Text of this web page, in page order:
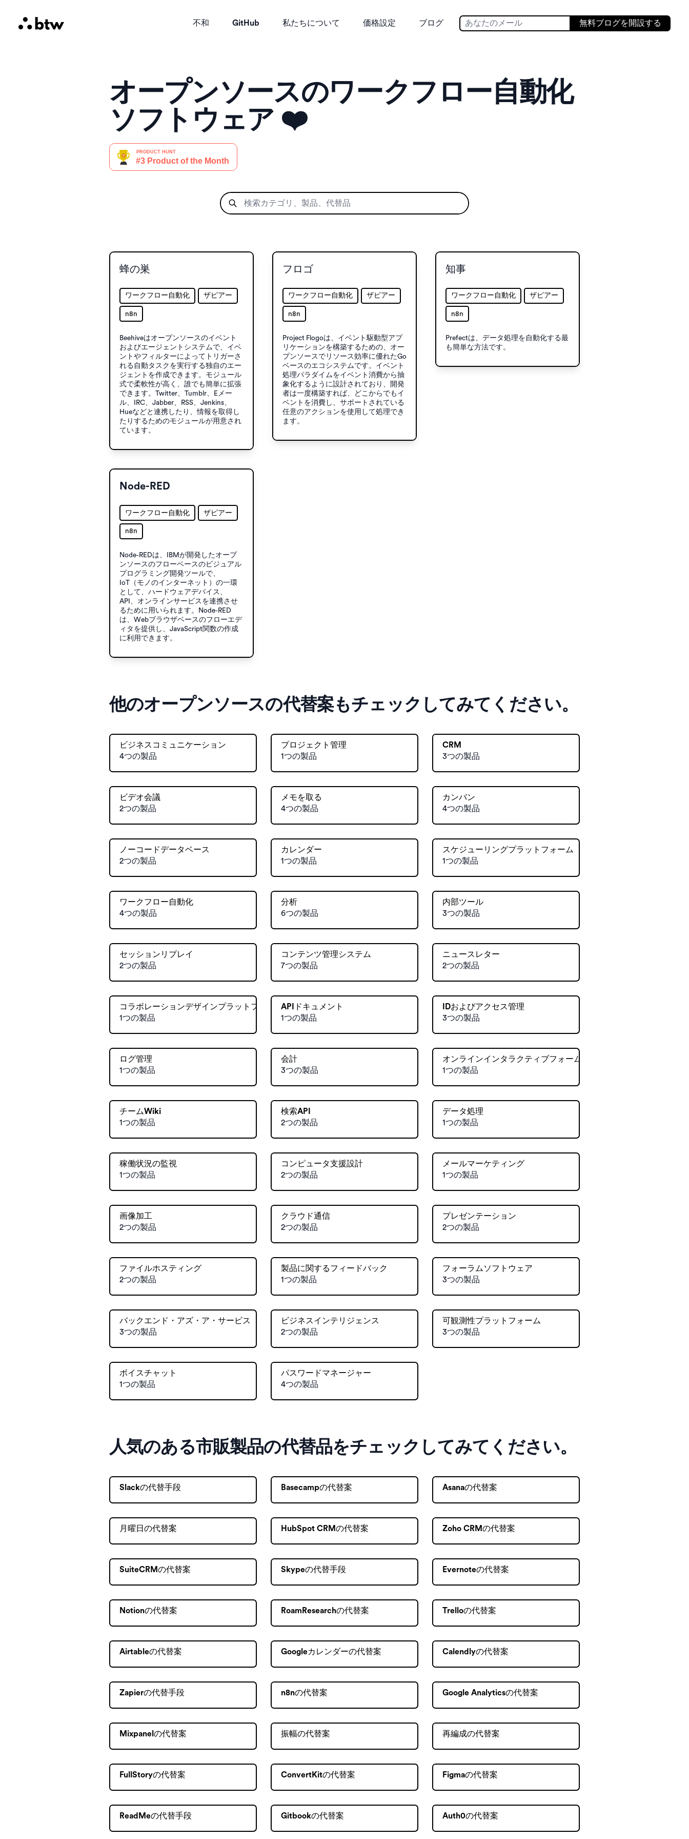
無料ブログを開設する
ブログ
価格設定
私たちについて
GitHub
不和
オープンソースのワークフロー自動化
ソフトウェア ❤️
蜂の巣
ワークフロー自動化 ザピアー
n8n
Beehiveはオープンソースのイベント
およびエージェントシステムで、イベ
ントやフィルターによってトリガーさ
れる自動タスクを実行する独自のエー
ジェントを作成できます。モジュール
式で柔軟性が高く、誰でも簡単に拡張
できます。Twitter、Tumblr、Eメー
ル、IRC、Jabber、RSS、Jenkins、
Hueなどと連携したり、情報を取得し
たりするためのモジュールが用意され
ています。
Node-RED
ワークフロー自動化 ザピアー
n8n
Node-REDは、IBMが開発したオープ
ンソースのフローベースのビジュアル
プログラミング開発ツールで、
IoT（モノのインターネット）の一環
として、ハードウェアデバイス、
API、オンラインサービスを連携させ
るために用いられます。Node-RED
は、Webブラウザベースのフローエデ
ィタを提供し、JavaScript関数の作成
に利用できます。
フロゴ
ワークフロー自動化 ザピアー
n8n
Project Flogoは、イベント駆動型アプ
リケーションを構築するための、オー
プンソースでリソース効率に優れたGo
ベースのエコシステムです。イベント
処理パラダイムをイベント消費から抽
象化するように設計されており、開発
者は一度構築すれば、どこからでもイ
ベントを消費し、サポートされている
任意のアクションを使用して処理でき
ます。
知事
ワークフロー自動化 ザピアー
n8n
Prefectは、データ処理を自動化する最
も簡単な方法です。
他のオープンソースの代替案もチェックしてみてください。
ビジネスコミュニケーション
4つの製品
プロジェクト管理
1つの製品
CRM
3つの製品
ビデオ会議
2つの製品
メモを取る
4つの製品
カンバン
4つの製品
ノーコードデータベース
2つの製品
カレンダー
1つの製品
スケジューリングプラットフォーム
1つの製品
ワークフロー自動化
4つの製品
分析
6つの製品
内部ツール
3つの製品
セッションリプレイ
2つの製品
コンテンツ管理システム
7つの製品
ニュースレター
2つの製品
コラボレーションデザインプラットフォーム
1つの製品
APIドキュメント
1つの製品
IDおよびアクセス管理
3つの製品
ログ管理
1つの製品
会計
3つの製品
オンラインインタラクティブフォーム
1つの製品
チームWiki
1つの製品
検索API
2つの製品
データ処理
1つの製品
稼働状況の監視
1つの製品
コンピュータ支援設計
2つの製品
メールマーケティング
1つの製品
画像加工
2つの製品
クラウド通信
2つの製品
プレゼンテーション
2つの製品
ファイルホスティング
2つの製品
製品に関するフィードバック
1つの製品
フォーラムソフトウェア
3つの製品
バックエンド・アズ・ア・サービス
3つの製品
ビジネスインテリジェンス
2つの製品
可観測性プラットフォーム
3つの製品
ボイスチャット
1つの製品
パスワードマネージャー
4つの製品
人気のある市販製品の代替品をチェックしてみてください。
Slackの代替手段 Basecampの代替案 Asanaの代替案
月曜日の代替案 HubSpot CRMの代替案 Zoho CRMの代替案
SuiteCRMの代替案 Skypeの代替手段 Evernoteの代替案
Notionの代替案 RoamResearchの代替案 Trelloの代替案
Airtableの代替案 Googleカレンダーの代替案 Calendlyの代替案
Zapierの代替手段 n8nの代替案 Google Analyticsの代替案
Mixpanelの代替案 振幅の代替案 再編成の代替案
FullStoryの代替案 ConvertKitの代替案 Figmaの代替案
ReadMeの代替手段 Gitbookの代替案 Auth0の代替案